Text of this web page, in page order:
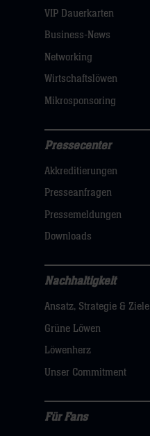
dann
klicken
VIP Dauerkarten
Business-News
Networking
Wirtschaftslöwen
Mikrosponsoring
Navigation
öffnen,
dann
klicken
hier
Pressecenter
Akkreditierungen
Presseanfragen
Pressemeldungen
Downloads
Nachhaltigkeit
Navigation
öffnen,
dann
hier
Nachhaltigkeit
Ansatz, Strategie & Ziele
Grüne Löwen
Löwenherz
Unser Commitment
Für Fans